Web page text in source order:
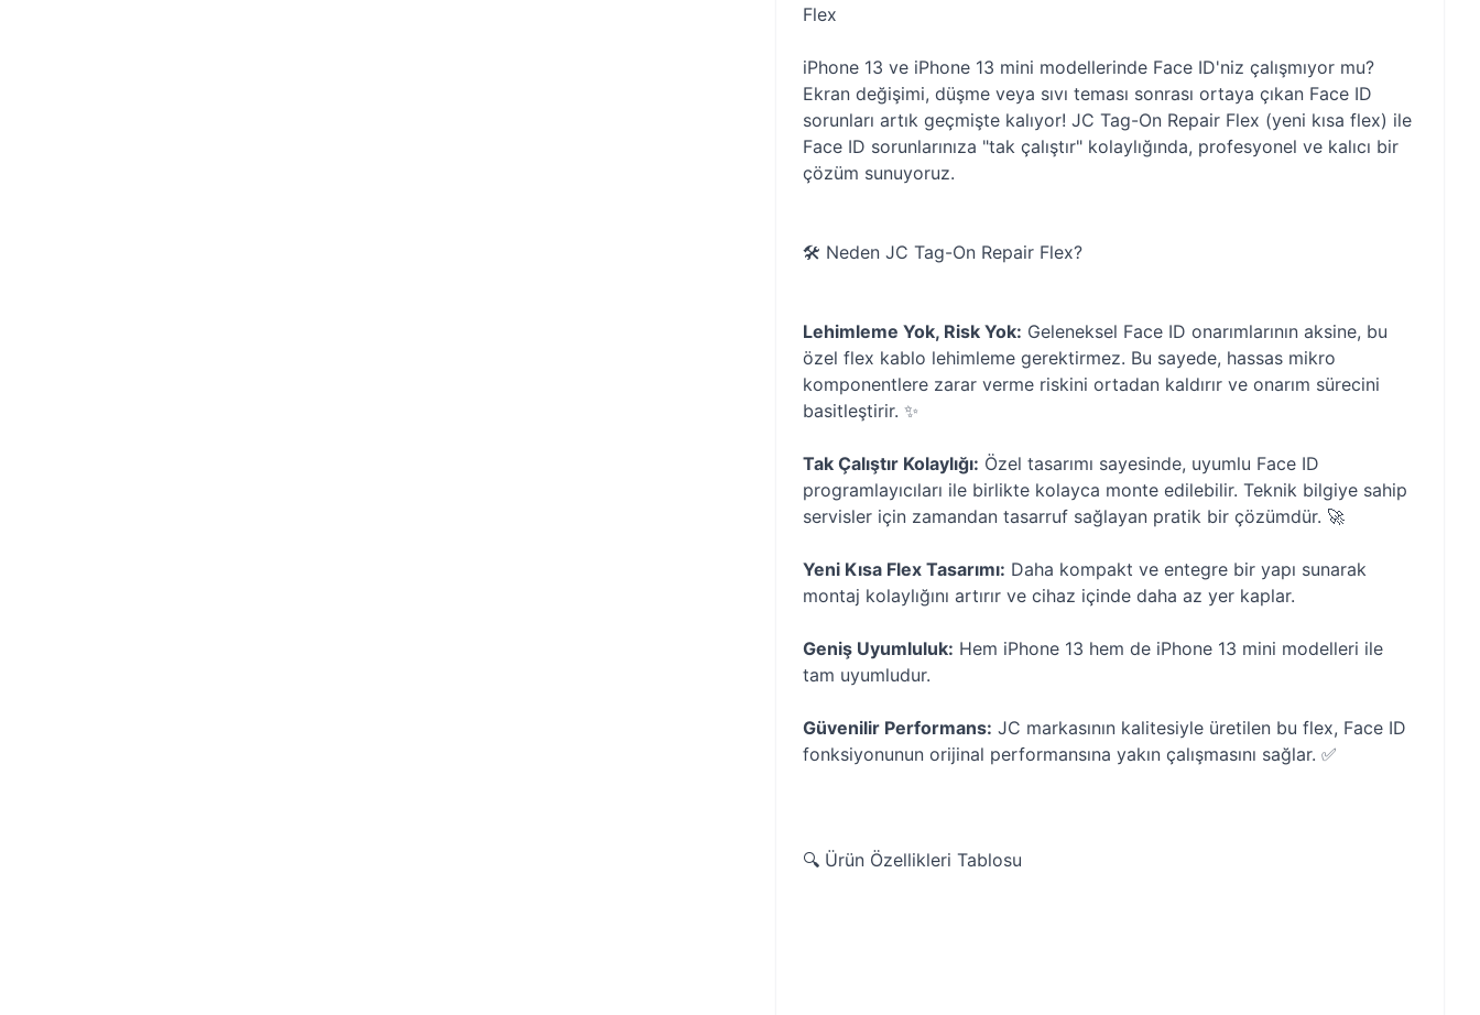
Flex
iPhone 13 ve iPhone 13 mini modellerinde Face ID'niz çalışmıyor mu?
Ekran değişimi, düşme veya sıvı teması sonrası ortaya çıkan Face ID
sorunları artık geçmişte kalıyor! JC Tag-On Repair Flex (yeni kısa flex) ile
Face ID sorunlarınıza "tak çalıştır" kolaylığında, profesyonel ve kalıcı bir
çözüm sunuyoruz.
🛠️ Neden JC Tag-On Repair Flex?
Lehimleme Yok, Risk Yok: Geleneksel Face ID onarımlarının aksine, bu
özel flex kablo lehimleme gerektirmez. Bu sayede, hassas mikro
komponentlere zarar verme riskini ortadan kaldırır ve onarım sürecini
basitleştirir. ✨
Tak Çalıştır Kolaylığı: Özel tasarımı sayesinde, uyumlu Face ID
programlayıcıları ile birlikte kolayca monte edilebilir. Teknik bilgiye sahip
servisler için zamandan tasarruf sağlayan pratik bir çözümdür. 🚀
Yeni Kısa Flex Tasarımı: Daha kompakt ve entegre bir yapı sunarak
montaj kolaylığını artırır ve cihaz içinde daha az yer kaplar.
Geniş Uyumluluk: Hem iPhone 13 hem de iPhone 13 mini modelleri ile
tam uyumludur.
Güvenilir Performans: JC markasının kalitesiyle üretilen bu flex, Face ID
fonksiyonunun orijinal performansına yakın çalışmasını sağlar. ✅
🔍 Ürün Özellikleri Tablosu